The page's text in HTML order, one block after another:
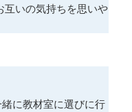
互いの気持ちを思いや
に教材室に選びに行